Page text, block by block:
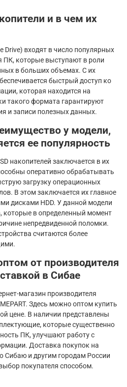
и в чем их
Drive) входят в число популярных
которые выступают в роли
в больших объемах. С их
быстрый доступ ко
которая находится на
такого формата гарантируют
и записи полезных данных.
у модели,
ее популярность
накопителей заключается в их
оперативно обрабатывать
загрузку операционных
В этом заключается их главное
дисками HDD. У данной модели
которые в определенный момент
непредвиденной поломки.
считаются более
от производителя
в Сибае
магазин производителя
Здесь можно оптом купить
цене. В наличии представлены
которые существенно
ПК, улучшают работу с
Доставка покупок на
Сибаю и другим городам России
покупателя способом.